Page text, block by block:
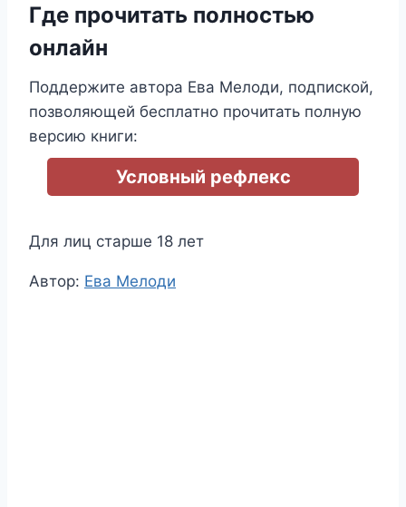
Где прочитать полностью
онлайн
Поддержите автора Ева Мелоди, подпиской,
позволяющей бесплатно прочитать полную
версию книги:
Условный рефлекс
Для лиц старше 18 лет
Метки
Автор: Ева Мелоди